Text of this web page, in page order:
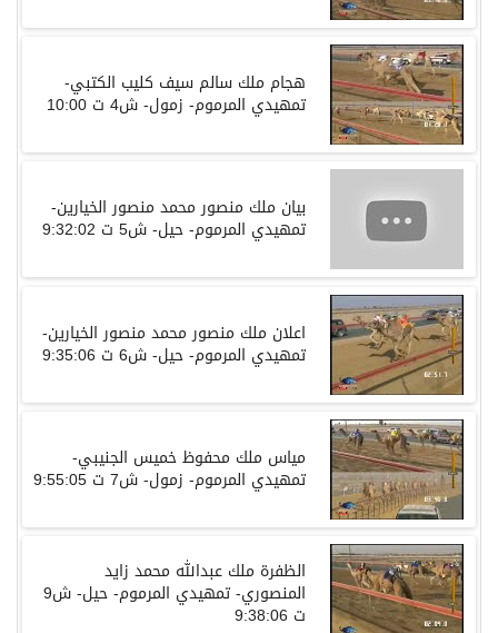
هجام ملك سالم سيف كليب الكتبي-
تمهيدي المرموم- زمول- ش4 ت 10:00
بيان ملك منصور محمد منصور الخيارين-
تمهيدي المرموم- حيل- ش5 ت 9:32:02
اعلان ملك منصور محمد منصور الخيارين-
تمهيدي المرموم- حيل- ش6 ت 9:35:06
مياس ملك محفوظ خميس الجنيبي-
تمهيدي المرموم- زمول- ش7 ت 9:55:05
الظفرة ملك عبدالله محمد زايد
المنصوري- تمهيدي المرموم- حيل- ش9
ت 9:38:06